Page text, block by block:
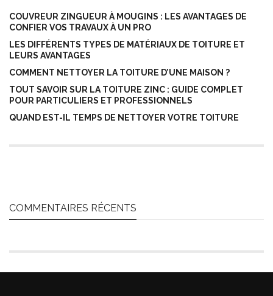
COUVREUR ZINGUEUR À MOUGINS : LES AVANTAGES DE
CONFIER VOS TRAVAUX À UN PRO
LES DIFFÉRENTS TYPES DE MATÉRIAUX DE TOITURE ET
LEURS AVANTAGES
COMMENT NETTOYER LA TOITURE D’UNE MAISON ?
TOUT SAVOIR SUR LA TOITURE ZINC : GUIDE COMPLET
POUR PARTICULIERS ET PROFESSIONNELS
QUAND EST-IL TEMPS DE NETTOYER VOTRE TOITURE
COMMENTAIRES RÉCENTS